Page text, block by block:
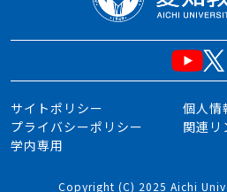
サイトポリシー
個人情
プライバシーポリシー
関連リ
学内専用
Copyright (C) 2025 Aichi